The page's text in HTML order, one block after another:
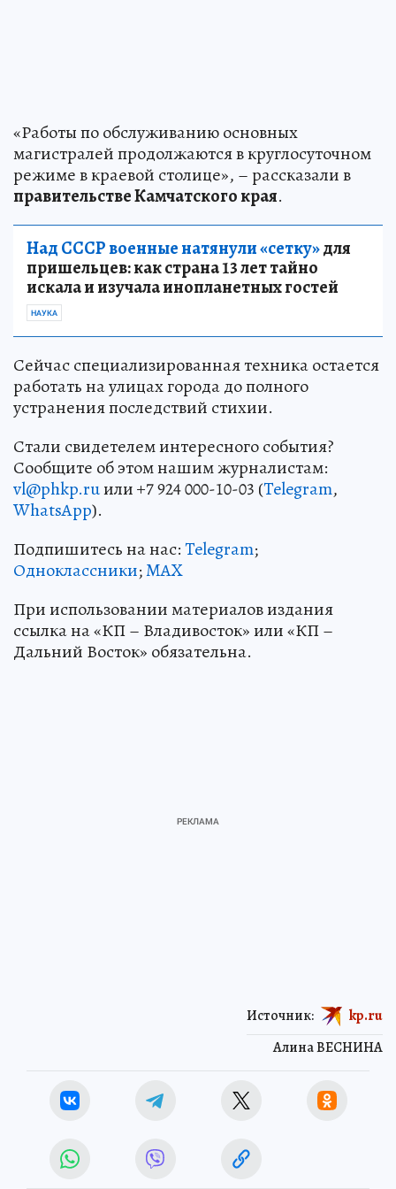
«Работы по обслуживанию основных
магистралей продолжаются в круглосуточном
режиме в краевой столице», – рассказали в
правительстве Камчатского края.
Над СССР военные натянули «сетку»для
пришельцев: как страна 13 лет тайно
искала и изучала инопланетных гостей
НАУКА
Сейчас специализированная техника остается
работать на улицах города до полного
устранения последствий стихии.
Стали свидетелем интересного события?
Сообщите об этом нашим журналистам:
vl@phkp.ruили +7 924 000-10-03 (Telegram,
WhatsApp).
Подпишитесь на нас:Telegram;
Одноклассники;MAX
При использовании материалов издания
ссылка на «КП – Владивосток» или «КП –
Дальний Восток» обязательна.
Алина ВЕСНИНА
Источник: kp.ru